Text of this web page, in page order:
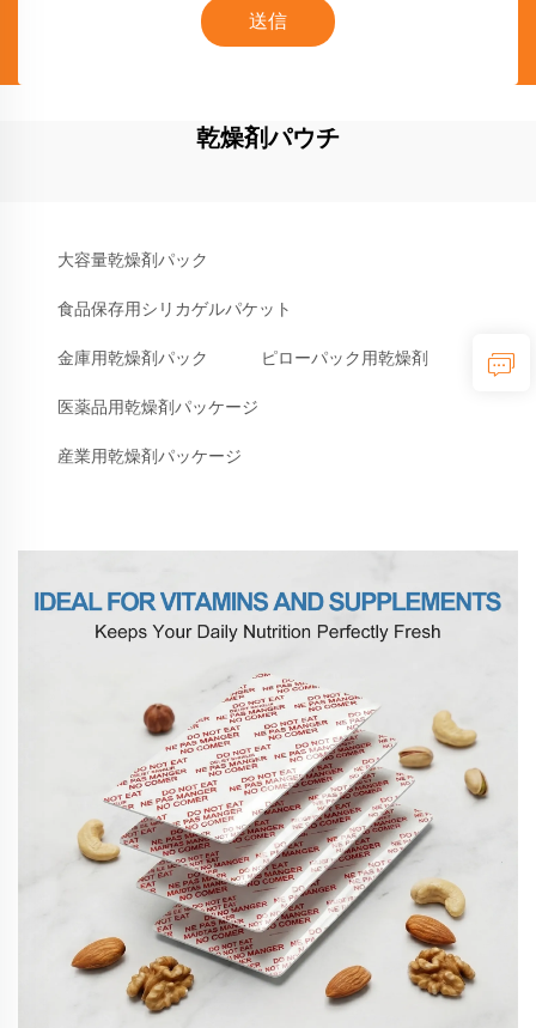
送信
乾燥剤パウチ
大容量乾燥剤パック
食品保存用シリカゲルパケット
金庫用乾燥剤パック ピローパック用乾燥剤
医薬品用乾燥剤パッケージ
産業用乾燥剤パッケージ